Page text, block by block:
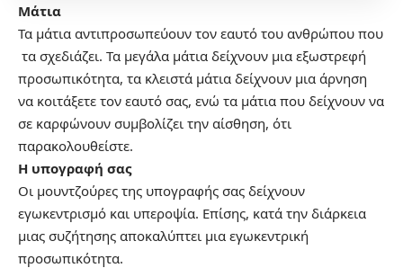
Μάτια
Τα μάτια αντιπροσωπεύουν τον εαυτό του ανθρώπου που
τα σχεδιάζει. Τα μεγάλα μάτια δείχνουν μια εξωστρεφή
προσωπικότητα, τα κλειστά μάτια δείχνουν μια άρνηση
να κοιτάξετε τον εαυτό σας, ενώ τα μάτια που δείχνουν να
σε καρφώνουν συμβολίζει την αίσθηση, ότι
παρακολουθείστε.
Η υπογραφή σας
Οι μουντζούρες της υπογραφής σας δείχνουν
εγωκεντρισμό και υπεροψία. Επίσης, κατά την διάρκεια
μιας συζήτησης αποκαλύπτει μια εγωκεντρική
προσωπικότητα.